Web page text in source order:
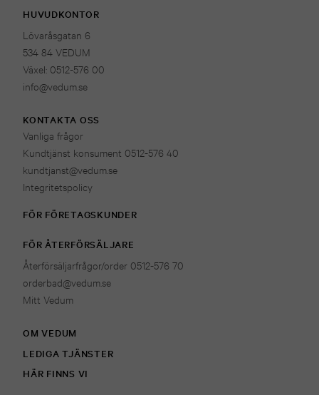
HUVUDKONTOR
Lövaråsgatan 6
534 84 VEDUM
Växel: 0512-576 00
info@vedum.se
KONTAKTA OSS
Vanliga frågor
Kundtjänst konsument 0512-576 40
kundtjanst@vedum.se
Integritetspolicy
FÖR FÖRETAGSKUNDER
FÖR ÅTERFÖRSÄLJARE
Återförsäljarfrågor/order 0512-576 70
orderbad@vedum.se
Mitt Vedum
OM VEDUM
LEDIGA TJÄNSTER
HÄR FINNS VI